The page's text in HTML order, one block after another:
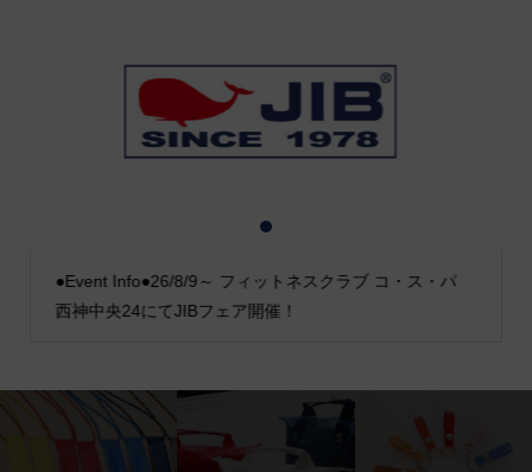
●Event Info●26/8/9～ フィットネスクラブ コ・ス・パ
西神中央24にてJIBフェア開催！
2